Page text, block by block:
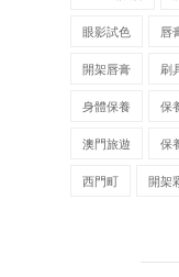
眼影試色 唇
開架唇膏 刷
身體保養 保
澳門旅遊 保
西門町 開架